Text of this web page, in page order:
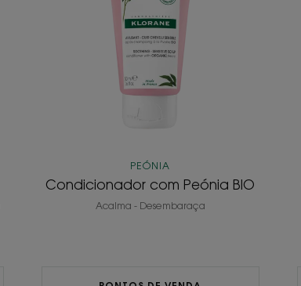
PEÓNIA
Condicionador com Peónia BIO
Acalma - Desembaraça